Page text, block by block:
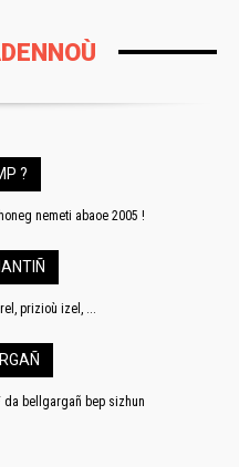
?
nemeti abaoe 2005 !
prizioù izel, ...
da bellgargañ bep sizhun